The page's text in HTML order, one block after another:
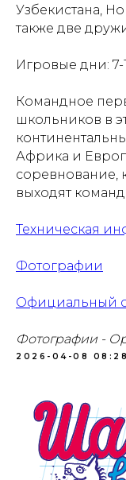
Узбекистана,
также две
Игровые дни: 7-
Командное
школьников в
Африка и
соревнование,
выходят
Техническая
Фотографии
Официальный
Фотографии -
2026-04-08 08:28
Проекты
Ресурсные
Политика обработки